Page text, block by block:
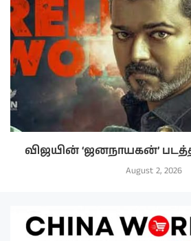
விஜயின் ‘ஜனநாயகன்’
August 2, 2026